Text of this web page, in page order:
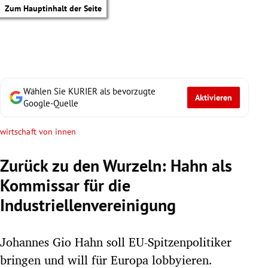
Zum Hauptinhalt der Seite
Wählen Sie KURIER als bevorzugte
Google-Quelle
Aktivieren
wirtschaft von innen
Zurück zu den Wurzeln: Hahn als
Kommissar für die
Industriellenvereinigung
Johannes Gio Hahn soll EU-Spitzenpolitiker
bringen und will für Europa lobbyieren.